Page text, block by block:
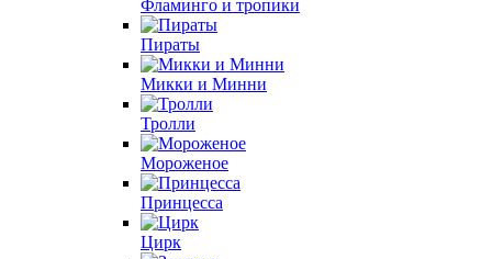
Фламинго и тропики
Пираты
Микки и Минни
Тролли
Мороженое
Принцесса
Цирк